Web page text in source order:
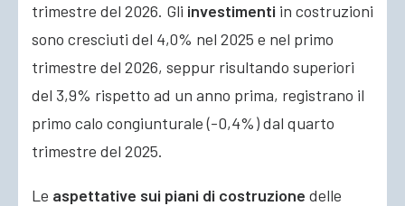
trimestre del 2026. Gli investimenti in costruzioni
sono cresciuti del 4,0% nel 2025 e nel primo
trimestre del 2026, seppur risultando superiori
del 3,9% rispetto ad un anno prima, registrano il
primo calo congiunturale (-0,4%) dal quarto
trimestre del 2025.
Le aspettative sui piani di costruzione delle